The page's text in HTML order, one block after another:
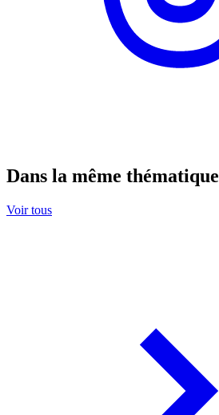
Dans la même thématique
Voir tous